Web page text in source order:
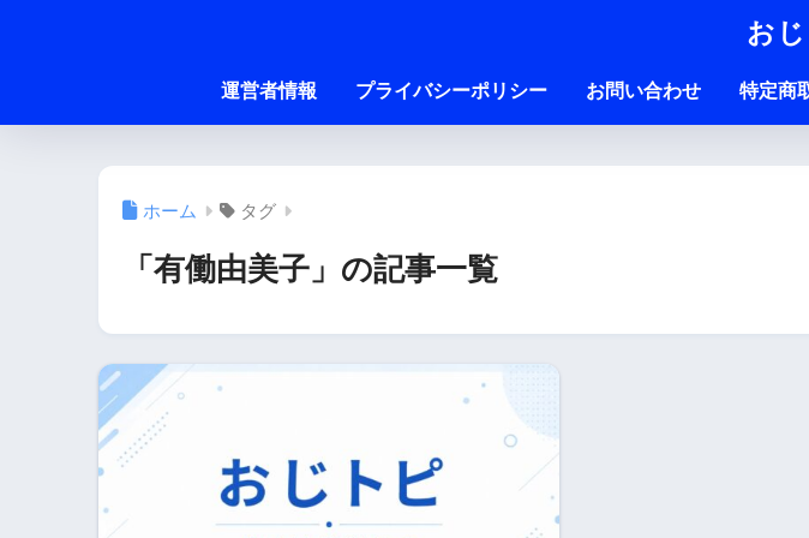
お
運営者情報 プライバシーポリシー お問い合わせ 特定商
ホーム タグ
「有働由美子」の記事一覧